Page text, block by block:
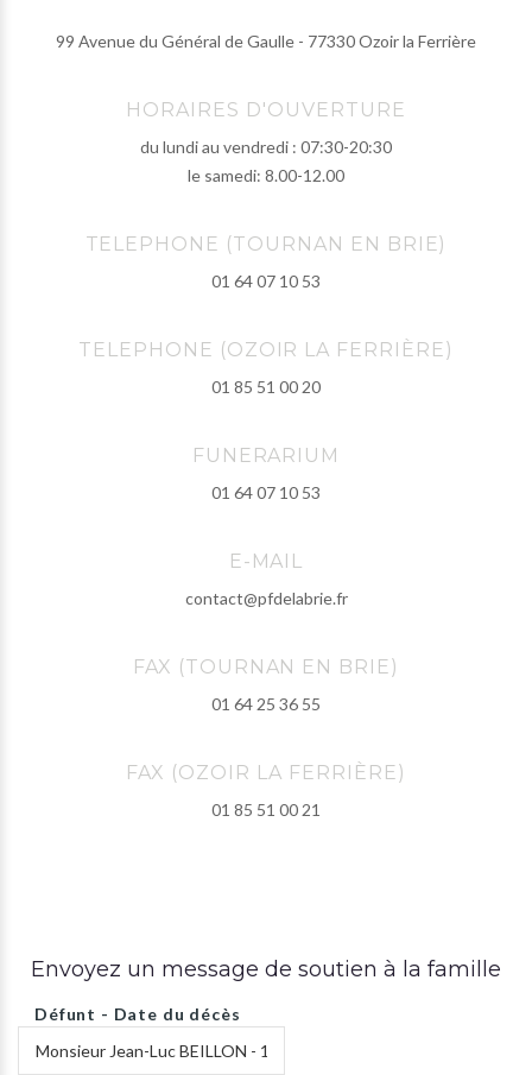
99 Avenue du Général de Gaulle - 77330 Ozoir la Ferrière
HORAIRES D'OUVERTURE
du lundi au vendredi : 07:30-20:30
le samedi: 8.00-12.00
TELEPHONE (TOURNAN EN BRIE)
01 64 07 10 53
TELEPHONE (OZOIR LA FERRIÈRE)
01 85 51 00 20
FUNERARIUM
01 64 07 10 53
E-MAIL
contact@pfdelabrie.fr
FAX (TOURNAN EN BRIE)
01 64 25 36 55
FAX (OZOIR LA FERRIÈRE)
01 85 51 00 21
Envoyez un message de soutien à la famille
Défunt - Date du décès